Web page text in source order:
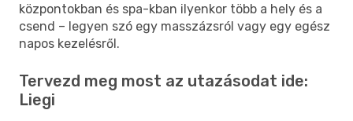
központokban és spa-kban ilyenkor több a hely és a
csend – legyen szó egy masszázsról vagy egy egész
napos kezelésről.
Tervezd meg most az utazásodat ide:
Liegi